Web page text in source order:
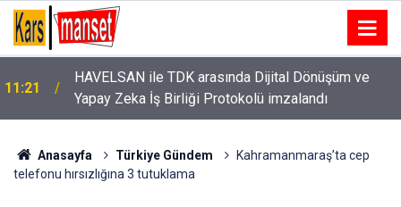
11:21
Serik’te otomobil ile VIP araç çarpıştı: 10 kişi
yaralandı
Anasayfa Türkiye Gündem
Kahramanmaraş’ta cep
telefonu hırsızlığına 3 tutuklama